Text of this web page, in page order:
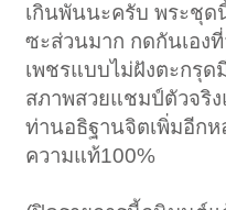
เกินพันนะครับ พระชุด
ซะส่วนมาก กดกันเอง
เพชรแบบไม่ฝังตะกรุด
สภาพสวยแชมป์ตัวจริง
ท่านอธิฐานจิตเพิ่มอีก
ความแท้100%